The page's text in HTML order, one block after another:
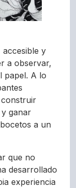
y
a observar,
papel. A lo
ganar
a un
que no
desarrollado
experiencia